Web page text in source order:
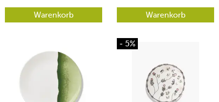
Warenkorb Warenkorb
- 5%